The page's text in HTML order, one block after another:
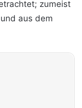
zumeist
aus dem